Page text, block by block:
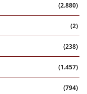
(2.880)
(2)
(238)
(1.457)
(794)